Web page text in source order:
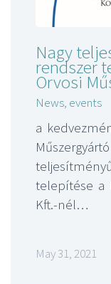
Nagy
rendszer
Orvosi
News, events
a
telepítése a
Kft.-nél…
May 31, 2021